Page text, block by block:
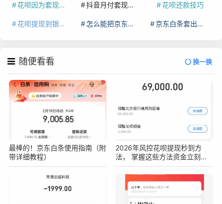
花呗因为套现被限额了这种情况要多久才会好 抖音月付套现秒回100起 花呗还款技巧
花呗提现到银行卡 怎么能把京东白条额度钱套出来 京东白条套出来手续费多少
随便看看 换一换
最棒的！京东白条使用指南（附
带详细教程）
2026年风控花呗提现秒到方
法， 掌握这些方法资金立刻到
手